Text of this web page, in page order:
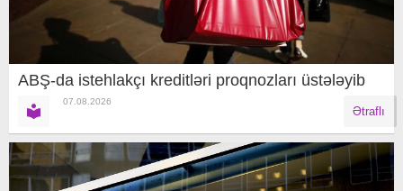
ABŞ-da istehlakçı kreditləri proqnozları üstələyib
07.08.2026
Ətraflı